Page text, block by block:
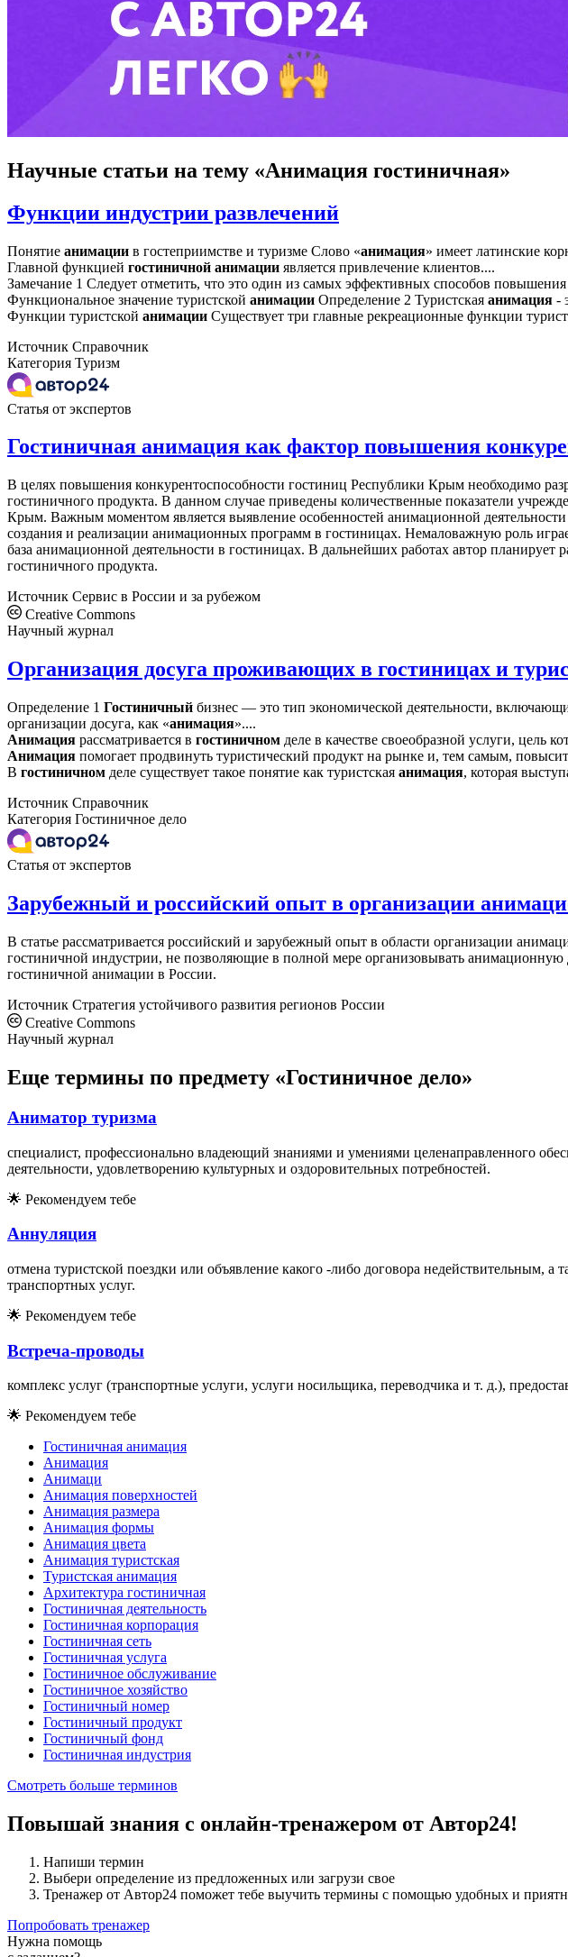
Научные статьи на тему «Анимация гостиничная»
Функции индустрии развлечений
Понятие анимации в гостеприимстве и туризме Слово «анимация» имеет латинские
Главной функцией гостиничной анимации является привлечение клиентов....
Замечание 1 Следует отметить, что это один из самых эффективных способов повышения
Функциональное значение туристской анимации Определение 2 Туристская анимация -
Функции туристской анимации Существует три главные рекреационные функции
Источник Справочник
Категория Туризм
Статья от экспертов
Гостиничная анимация как фактор повышения
В целях повышения конкурентоспособности гостиниц Республики Крым необходимо
гостиничного продукта. В данном случае приведены количественные показатели
Крым. Важным моментом является выявление особенностей анимационной
создания и реализации анимационных программ в гостиницах. Немаловажную роль
база анимационной деятельности в гостиницах. В дальнейших работах автор
гостиничного продукта.
Источник Сервис в России и за рубежом
Creative Commons
Научный журнал
Организация досуга проживающих в гостиницах и
Определение 1 Гостиничный бизнес — это тип экономической деятельности,
организации досуга, как «анимация»....
Анимация рассматривается в гостиничном деле в качестве своеобразной услуги, цель
Анимация помогает продвинуть туристический продукт на рынке и, тем самым,
В гостиничном деле существует такое понятие как туристская анимация, которая
Источник Справочник
Категория Гостиничное дело
Статья от экспертов
Зарубежный и российский опыт в организации
В статье рассматривается российский и зарубежный опыт в области организации
гостиничной индустрии, не позволяющие в полной мере организовывать анимационную
гостиничной анимации в России.
Источник Стратегия устойчивого развития регионов России
Creative Commons
Научный журнал
Еще термины по предмету «Гостиничное дело»
Аниматор туризма
специалист, профессионально владеющий знаниями и умениями целенаправленного
деятельности, удовлетворению культурных и оздоровительных потребностей.
🌟 Рекомендуем тебе
Аннуляция
отмена туристской поездки или объявление какого -либо договора недействительным,
транспортных услуг.
🌟 Рекомендуем тебе
Встреча-проводы
комплекс услуг (транспортные услуги, услуги носильщика, переводчика и т. д.),
🌟 Рекомендуем тебе
Гостиничная анимация
Анимация
Анимаци
Анимация поверхностей
Анимация размера
Анимация формы
Анимация цвета
Анимация туристская
Туристская анимация
Архитектура гостиничная
Гостиничная деятельность
Гостиничная корпорация
Гостиничная сеть
Гостиничная услуга
Гостиничное обслуживание
Гостиничное хозяйство
Гостиничный номер
Гостиничный продукт
Гостиничный фонд
Гостиничная индустрия
Смотреть больше терминов
Повышай знания с онлайн-тренажером от Автор24!
Напиши термин
Выбери определение из предложенных или загрузи свое
Тренажер от Автор24 поможет тебе выучить термины с помощью удобных и
Попробовать тренажер
Нужна помощь